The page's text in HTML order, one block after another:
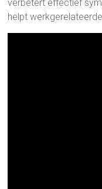
verbetert effectief
helpt